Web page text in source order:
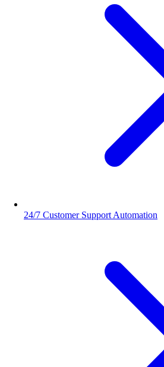
24/7 Customer Support Automation